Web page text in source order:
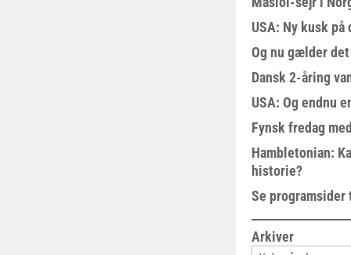
USA: Ny kusk på
Og nu gælder
Dansk 2-åring
USA: Og endnu
Fynsk fredag
Hambletonian:
historie?
Se
Arkiver